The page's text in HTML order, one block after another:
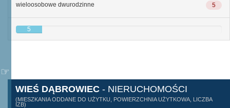
5
wieloosobowe dwurodzinne
5
WIEŚ DĄBROWIEC - NIERUCHOMOŚCI
(MIESZKANIA ODDANE DO UŻYTKU, POWIERZCHNIA UŻYTKOWA, LICZBA
IZB)